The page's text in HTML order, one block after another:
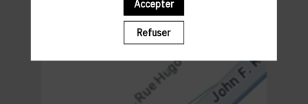
20h30- 22h30 : NETWORKING WALKING COCKTAIL
Accepter
Refuser